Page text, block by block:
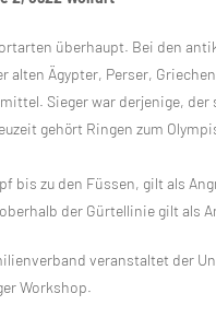
überhaupt. Bei den
alten Ägypter, Perser,
Sieger war derjenige,
gehört Ringen zum
bis zu den Füssen, gilt als
der Gürtellinie gilt als
veranstaltet der
Workshop.